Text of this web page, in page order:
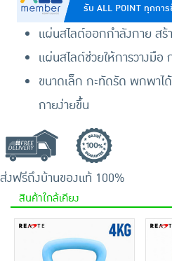
รับ ALL POINT ทุกกา
แผ่นสไลด์ออกกำลังกาย ส
แผ่นสไลด์ช่วยให้การวางมือ
ขนาดเล็ก กะทัดรัด พกพาไ
กายง่ายขึ้น
ส่งฟรีถึงบ้านของแท้ 100%
สินค้าใกล้เคียง